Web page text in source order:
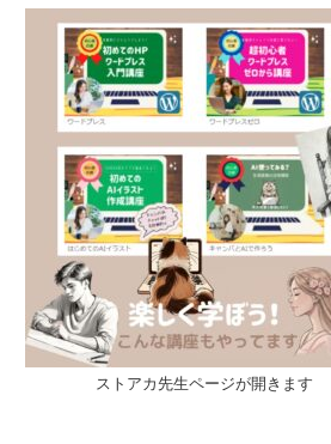
ストアカ先生ページが開きます